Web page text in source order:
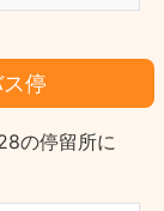
停
の停留所に